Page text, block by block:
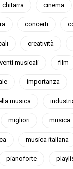
chitarra cinema
concerti
creatività
musicali film
importanza
musica
migliori musica
musica italiana
pianoforte